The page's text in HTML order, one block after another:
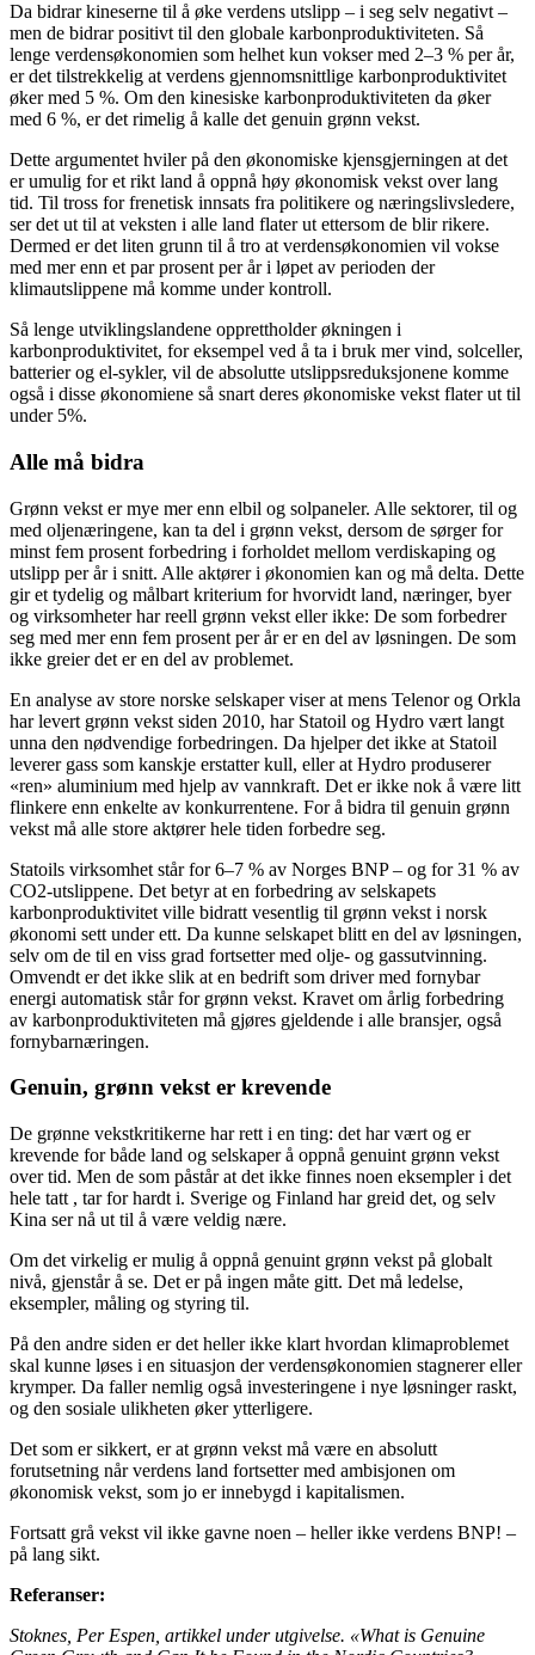
Da bidrar kineserne til å øke verdens utslipp – i seg selv negativt –
men de bidrar positivt til den globale karbonproduktiviteten. Så
lenge verdensøkonomien som helhet kun vokser med 2–3 % per år,
er det tilstrekkelig at verdens gjennomsnittlige karbonproduktivitet
øker med 5 %. Om den kinesiske karbonproduktiviteten da øker
med 6 %, er det rimelig å kalle det genuin grønn vekst.
Dette argumentet hviler på den økonomiske kjensgjerningen at det
er umulig for et rikt land å oppnå høy økonomisk vekst over lang
tid. Til tross for frenetisk innsats fra politikere og næringslivsledere,
ser det ut til at veksten i alle land flater ut ettersom de blir rikere.
Dermed er det liten grunn til å tro at verdensøkonomien vil vokse
med mer enn et par prosent per år i løpet av perioden der
klimautslippene må komme under kontroll.
Så lenge utviklingslandene opprettholder økningen i
karbonproduktivitet, for eksempel ved å ta i bruk mer vind, solceller,
batterier og el-sykler, vil de absolutte utslippsreduksjonene komme
også i disse økonomiene så snart deres økonomiske vekst flater ut til
under 5%.
Alle må bidra
Grønn vekst er mye mer enn elbil og solpaneler. Alle sektorer, til og
med oljenæringene, kan ta del i grønn vekst, dersom de sørger for
minst fem prosent forbedring i forholdet mellom verdiskaping og
utslipp per år i snitt. Alle aktører i økonomien kan og må delta. Dette
gir et tydelig og målbart kriterium for hvorvidt land, næringer, byer
og virksomheter har reell grønn vekst eller ikke: De som forbedrer
seg med mer enn fem prosent per år er en del av løsningen. De som
ikke greier det er en del av problemet.
En analyse av store norske selskaper viser at mens Telenor og Orkla
har levert grønn vekst siden 2010, har Statoil og Hydro vært langt
unna den nødvendige forbedringen. Da hjelper det ikke at Statoil
leverer gass som kanskje erstatter kull, eller at Hydro produserer
«ren» aluminium med hjelp av vannkraft. Det er ikke nok å være litt
flinkere enn enkelte av konkurrentene. For å bidra til genuin grønn
vekst må alle store aktører hele tiden forbedre seg.
Statoils virksomhet står for 6–7 % av Norges BNP – og for 31 % av
CO2-utslippene. Det betyr at en forbedring av selskapets
karbonproduktivitet ville bidratt vesentlig til grønn vekst i norsk
økonomi sett under ett. Da kunne selskapet blitt en del av løsningen,
selv om de til en viss grad fortsetter med olje- og gassutvinning.
Omvendt er det ikke slik at en bedrift som driver med fornybar
energi automatisk står for grønn vekst. Kravet om årlig forbedring
av karbonproduktiviteten må gjøres gjeldende i alle bransjer, også
fornybarnæringen.
Genuin, grønn vekst er krevende
De grønne vekstkritikerne har rett i en ting: det har vært og er
krevende for både land og selskaper å oppnå genuint grønn vekst
over tid. Men de som påstår at det ikke finnes noen eksempler i det
hele tatt , tar for hardt i. Sverige og Finland har greid det, og selv
Kina ser nå ut til å være veldig nære.
Om det virkelig er mulig å oppnå genuint grønn vekst på globalt
nivå, gjenstår å se. Det er på ingen måte gitt. Det må ledelse,
eksempler, måling og styring til.
På den andre siden er det heller ikke klart hvordan klimaproblemet
skal kunne løses i en situasjon der verdensøkonomien stagnerer eller
krymper. Da faller nemlig også investeringene i nye løsninger raskt,
og den sosiale ulikheten øker ytterligere.
Det som er sikkert, er at grønn vekst må være en absolutt
forutsetning når verdens land fortsetter med ambisjonen om
økonomisk vekst, som jo er innebygd i kapitalismen.
Fortsatt grå vekst vil ikke gavne noen – heller ikke verdens BNP! –
på lang sikt.
Referanser:
Stoknes, Per Espen, artikkel under utgivelse. «What is Genuine